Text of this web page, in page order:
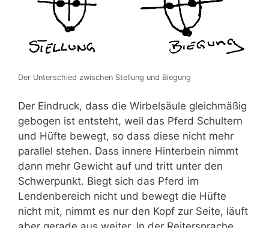
Der Unterschied zwischen Stellung und Biegung
Der Eindruck, dass die Wirbelsäule gleichmäßig
gebogen ist entsteht, weil das Pferd Schultern
und Hüfte bewegt, so dass diese nicht mehr
parallel stehen. Dass innere Hinterbein nimmt
dann mehr Gewicht auf und tritt unter den
Schwerpunkt. Biegt sich das Pferd im
Lendenbereich nicht und bewegt die Hüfte
nicht mit, nimmt es nur den Kopf zur Seite, läuft